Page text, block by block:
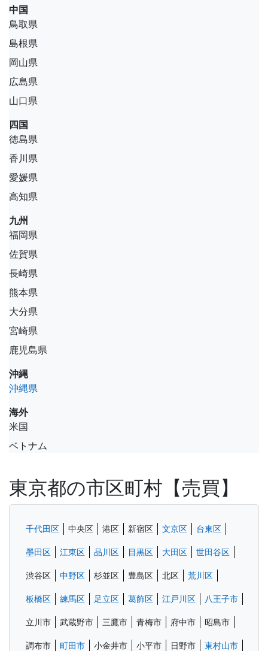
中国
鳥取県
島根県
岡山県
広島県
山口県
四国
徳島県
香川県
愛媛県
高知県
九州
福岡県
佐賀県
長崎県
熊本県
大分県
宮崎県
鹿児島県
沖縄
沖縄県
海外
米国
ベトナム
東京都の市区町村【売買】
千代田区 中央区 港区 新宿区 文京区 台東区
墨田区 江東区 品川区 目黒区 大田区 世田谷区
渋谷区 中野区 杉並区 豊島区 北区 荒川区
板橋区 練馬区 足立区 葛飾区 江戸川区 八王子市
立川市 武蔵野市 三鷹市 青梅市 府中市 昭島市
調布市 町田市 小金井市 小平市 日野市 東村山市